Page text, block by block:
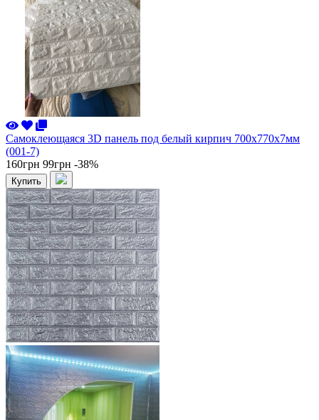
Самоклеющаяся 3D панель под белый кирпич 700x770x7мм
(001-7)
160грн 99грн -38%
Купить